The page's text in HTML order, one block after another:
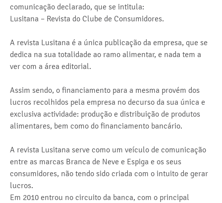
comunicação declarado, que se intitula:
Lusitana – Revista do Clube de Consumidores.
A revista Lusitana é a única publicação da empresa, que se
dedica na sua totalidade ao ramo alimentar, e nada tem a
ver com a área editorial.
Assim sendo, o financiamento para a mesma provém dos
lucros recolhidos pela empresa no decurso da sua única e
exclusiva actividade: produção e distribuição de produtos
alimentares, bem como do financiamento bancário.
A revista Lusitana serve como um veículo de comunicação
entre as marcas Branca de Neve e Espiga e os seus
consumidores, não tendo sido criada com o intuito de gerar
lucros.
Em 2010 entrou no circuito da banca, com o principal